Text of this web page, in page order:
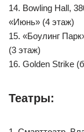
14. Bowling Hall,
«Июнь» (4 этаж)
15. «Боулинг
(3 этаж)
16. Golden Strike
Театры: